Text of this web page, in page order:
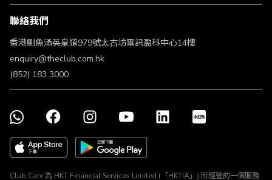
條款及細則
不歧視及不騷擾聲明
認可牌照及通告
聯絡我們
香港鰂魚涌英皇道979號太古坊電訊盈科中心14樓
enquiry@theclub.com.hk
(852) 183 3000
Club Care 為 HKT Financial Services Limited (「HKTIA」) 所經營的一個服務